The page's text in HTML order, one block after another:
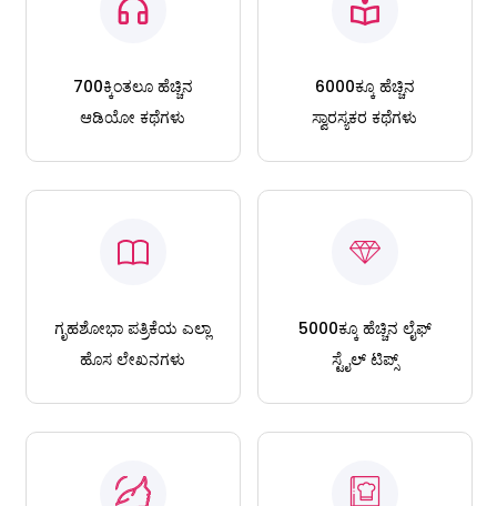
700ಕ್ಕಿಂತಲೂ ಹೆಚ್ಚಿನ
ಆಡಿಯೋ ಕಥೆಗಳು
6000ಕ್ಕೂ ಹೆಚ್ಚಿನ
ಸ್ವಾರಸ್ಯಕರ ಕಥೆಗಳು
ಗೃಹಶೋಭಾ ಪತ್ರಿಕೆಯ ಎಲ್ಲಾ
ಹೊಸ ಲೇಖನಗಳು
5000ಕ್ಕೂ ಹೆಚ್ಚಿನ ಲೈಫ್
ಸ್ಟೈಲ್ ಟಿಪ್ಸ್